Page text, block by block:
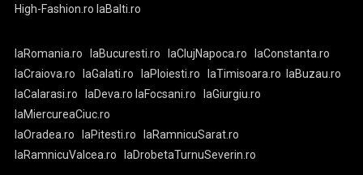
High-Fashion.ro laBalti.ro
laRomania.ro laBucuresti.ro laClujNapoca.ro
laConstanta.ro
laCraiova.ro
laGalati.ro laPloiesti.ro laTimisoara.ro
laBuzau.ro
laCalarasi.ro
laDeva.ro laFocsani.ro
laGiurgiu.ro
laMiercureaCiuc.ro
laOradea.ro
laPitesti.ro
laRamnicuSarat.ro
laRamnicuValcea.ro
laDrobetaTurnuSeverin.ro